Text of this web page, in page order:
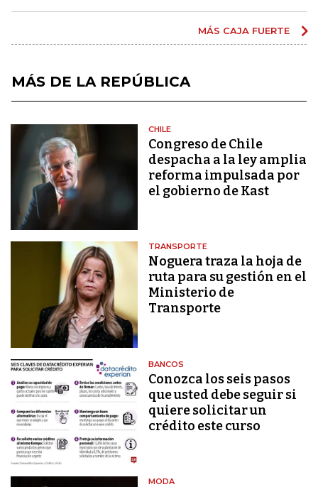
MÁS CAJA FUERTE
MÁS DE LA REPÚBLICA
CHILE
Congreso de Chile
despacha a la ley amplia
reforma impulsada por
el gobierno de Kast
TRANSPORTE
Noguera traza la hoja de
ruta para su gestión en el
Ministerio de
Transporte
BANCOS
Conozca los seis pasos
que usted debe seguir si
quiere solicitar un
crédito este curso
MODA